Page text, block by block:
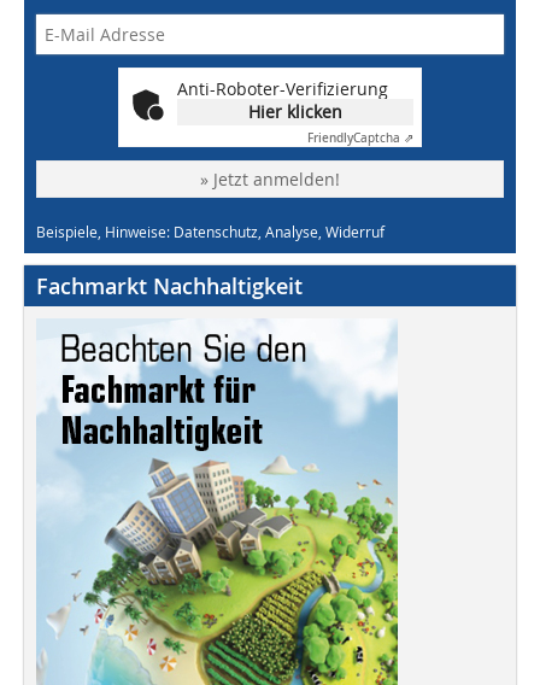
Anti-Roboter-Verifizierung
Hier klicken
FriendlyCaptcha ⇗
» Jetzt anmelden!
Beispiele, Hinweise: Datenschutz, Analyse, Widerruf
Fachmarkt Nachhaltigkeit